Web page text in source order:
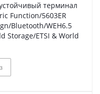
Function/5603ER
Bluetooth/WEH6.5
Storage/ETSI & World